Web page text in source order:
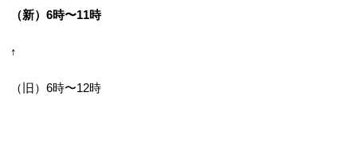
（新）6時〜11時
↑
（旧）6時〜12時